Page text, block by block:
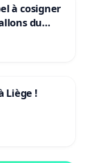
à cosigner
du
Liège !